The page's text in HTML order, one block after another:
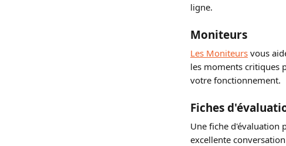
ligne.
Moniteurs
Les Moniteurs vous
les moments critiques
votre fonctionnement.
Fiches
Une fiche d'évaluation
excellente